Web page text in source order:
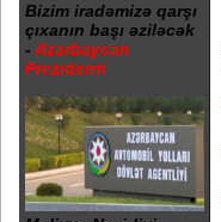
Bizim iradəmizə qarşı
çıxanın başı əziləcək
- Azərbaycan
Prezidenti